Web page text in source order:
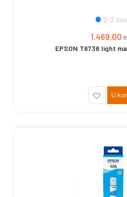
2-3
1.469,00
EPSON T6736 light
U